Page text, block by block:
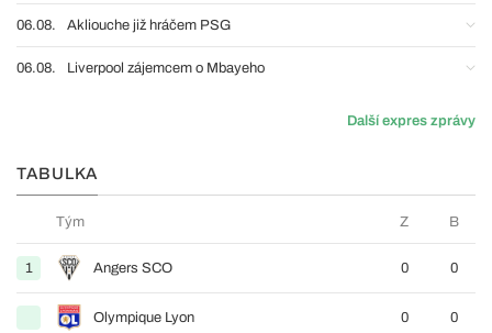
06.08. Akliouche již hráčem PSG
06.08. Liverpool zájemcem o Mbayeho
Další expres zprávy
TABULKA
Tým Z B
1 Angers SCO 0 0
Olympique Lyon 0 0